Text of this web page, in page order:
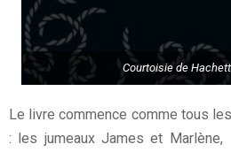
Courtoisie de
Le livre commence comme tous
: les jumeaux James et Marlène,